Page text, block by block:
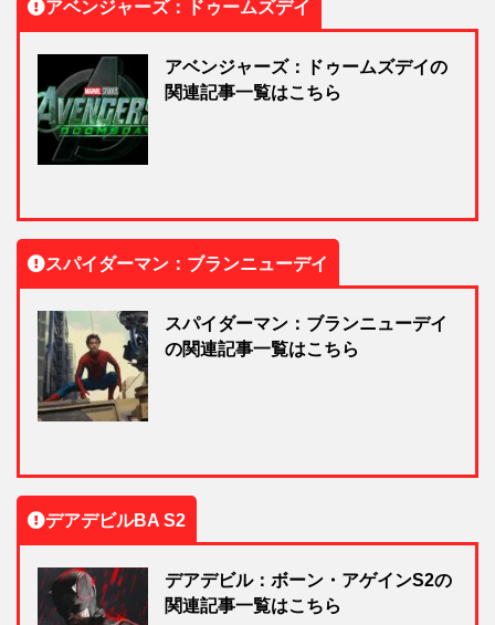
アベンジャーズ：ドゥームズデイ
アベンジャーズ：ドゥームズデイの
関連記事一覧はこちら
スパイダーマン：ブランニューデイ
スパイダーマン：ブランニューデイ
の関連記事一覧はこちら
デアデビルBA S2
デアデビル：ボーン・アゲインS2の
関連記事一覧はこちら